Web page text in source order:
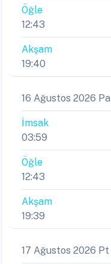
Öğle
12:43
Akşam
19:40
16 Ağustos 2026 Pa
İmsak
03:59
Öğle
12:43
Akşam
19:39
17 Ağustos 2026 Pt